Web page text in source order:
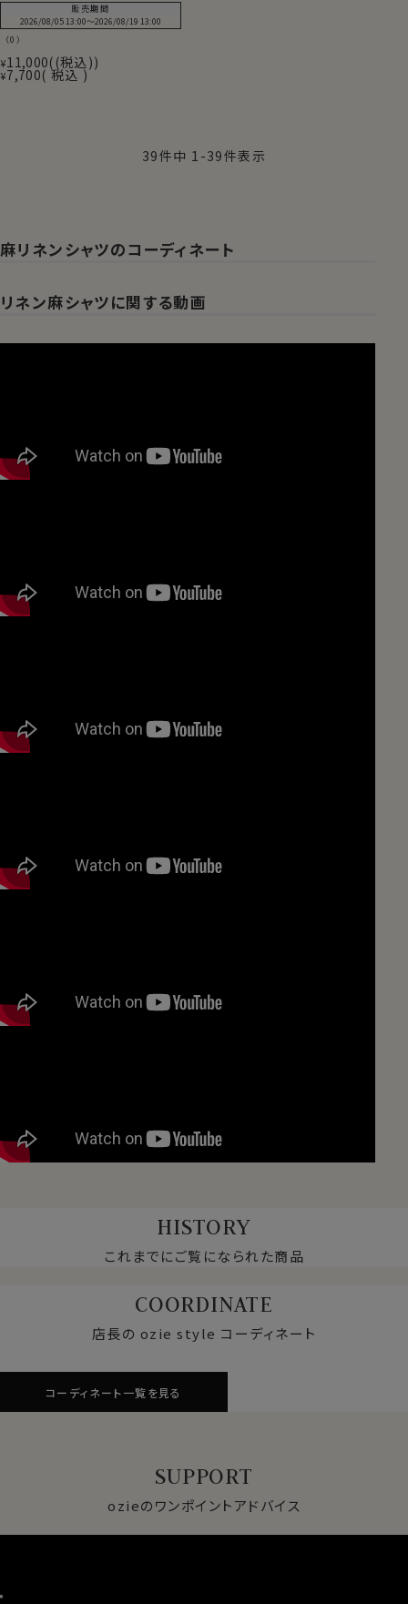
販売期間
2026/08/05 13:00〜2026/08/19 13:00
（0）
¥11,000 (税込)
¥7,700 税込
39件中 1 -39件表示
麻リネンシャツのコーディネート
リネン麻シャツに関する動画
HISTORY
これまでにご覧になられた商品
COORDINATE
店長の ozie style コーディネート
コーディネート一覧を見る
SUPPORT
ozieのワンポイントアドバイス